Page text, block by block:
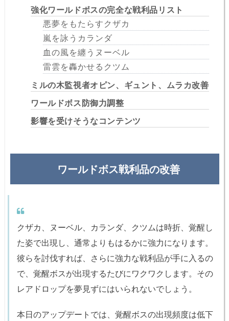
強化ワールドボスの完全な戦利品リスト
悪夢をもたらすクザカ
嵐を詠うカランダ
血の風を纏うヌーベル
雷雲を轟かせるクツム
ミルの木監視者オピン、ギュント、ムラカ改善
ワールドボス防御力調整
影響を受けそうなコンテンツ
ワールドボス戦利品の改善
クザカ、ヌーベル、カランダ、クツムは時折、覚醒し
た姿で出現し、通常よりもはるかに強力になります。
彼らを討伐すれば、さらに強力な戦利品が手に入るの
で、覚醒ボスが出現するたびにワクワクします。その
レアドロップを夢見ずにはいられないでしょう。
本日のアップデートでは、覚醒ボスの出現頻度は低下